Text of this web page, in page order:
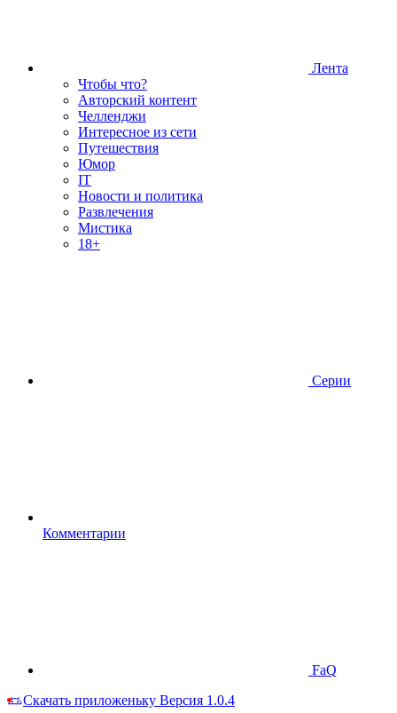
Лента
Чтобы что?
Авторский контент
Челленджи
Интересное из сети
Путешествия
Юмор
IT
Новости и политика
Развлечения
Мистика
18+
Серии
Комментарии
FaQ
Скачать приложеньку Версия 1.0.4